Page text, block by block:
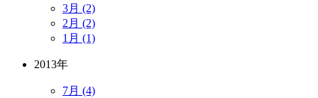
3月 (2)
2月 (2)
1月 (1)
2013年
7月 (4)